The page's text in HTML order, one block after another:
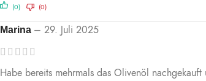
(0) (0)
Marina – 29. Juli 2025
Habe bereits mehrmals das Olivenöl